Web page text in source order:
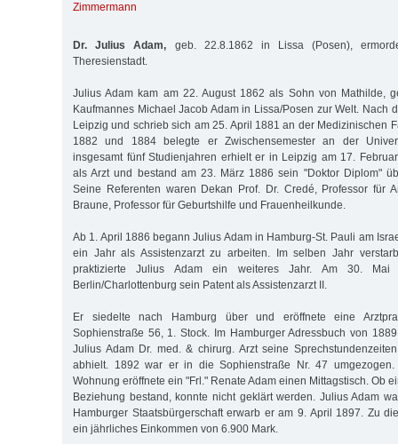
Zimmermann
Dr. Julius Adam, geb. 22.8.1862 in Lissa (Posen),
Theresienstadt.
Julius Adam kam am 22. August 1862 als Sohn von Mathilde,
Kaufmannes Michael Jacob Adam in Lissa/Posen zur Welt. Nach
Leipzig und schrieb sich am 25. April 1881 an der Medizinischen
1882 und 1884 belegte er Zwischensemester an der
insgesamt fünf Studienjahren erhielt er in Leipzig am 17.
als Arzt und bestand am 23. März 1886 sein "Doktor Diplom"
Seine Referenten waren Dekan Prof. Dr. Credé, Professor für
Braune, Professor für Geburtshilfe und Frauenheilkunde.
Ab 1. April 1886 begann Julius Adam in Hamburg-St. Pauli am
ein Jahr als Assistenzarzt zu arbeiten. Im selben Jahr
praktizierte Julius Adam ein weiteres Jahr. Am 30.
Berlin/Charlottenburg sein Patent als Assistenzarzt II.
Er siedelte nach Hamburg über und eröffnete eine
Sophienstraße 56, 1. Stock. Im Hamburger Adressbuch von
Julius Adam Dr. med. & chirurg. Arzt seine
abhielt. 1892 war er in die Sophienstraße Nr. 47
Wohnung eröffnete ein "Frl." Renate Adam einen Mittagstisch. Ob
Beziehung bestand, konnte nicht geklärt werden. Julius Adam
Hamburger Staatsbürgerschaft erwarb er am 9. April 1897. Zu
ein jährliches Einkommen von 6.900 Mark.